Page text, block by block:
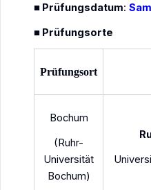
자세
독일 초중등학교의
■ Prüfungsdatum:
■ Prüfungsorte
Prüfungsort
Bochum
(Ruhr-
Universität
Bochum)